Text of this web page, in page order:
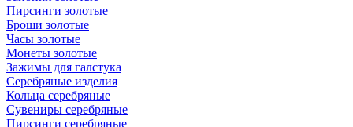
Пирсинги золотые
Броши золотые
Часы золотые
Монеты золотые
Зажимы для галстука
Серебряные изделия
Кольца серебряные
Сувениры серебряные
Пирсинги серебряные